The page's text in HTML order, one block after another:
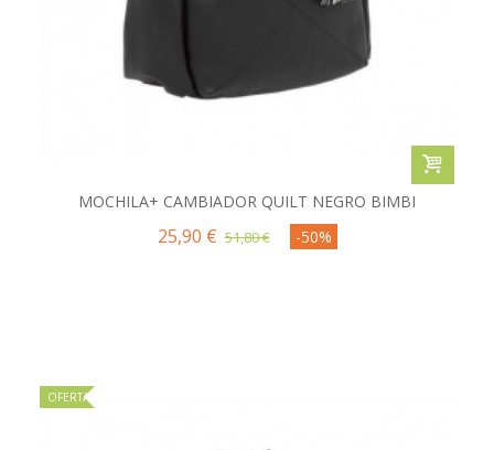
MOCHILA+ CAMBIADOR QUILT NEGRO BIMBI
25,90 € 51,80 € -50%
OFERTA